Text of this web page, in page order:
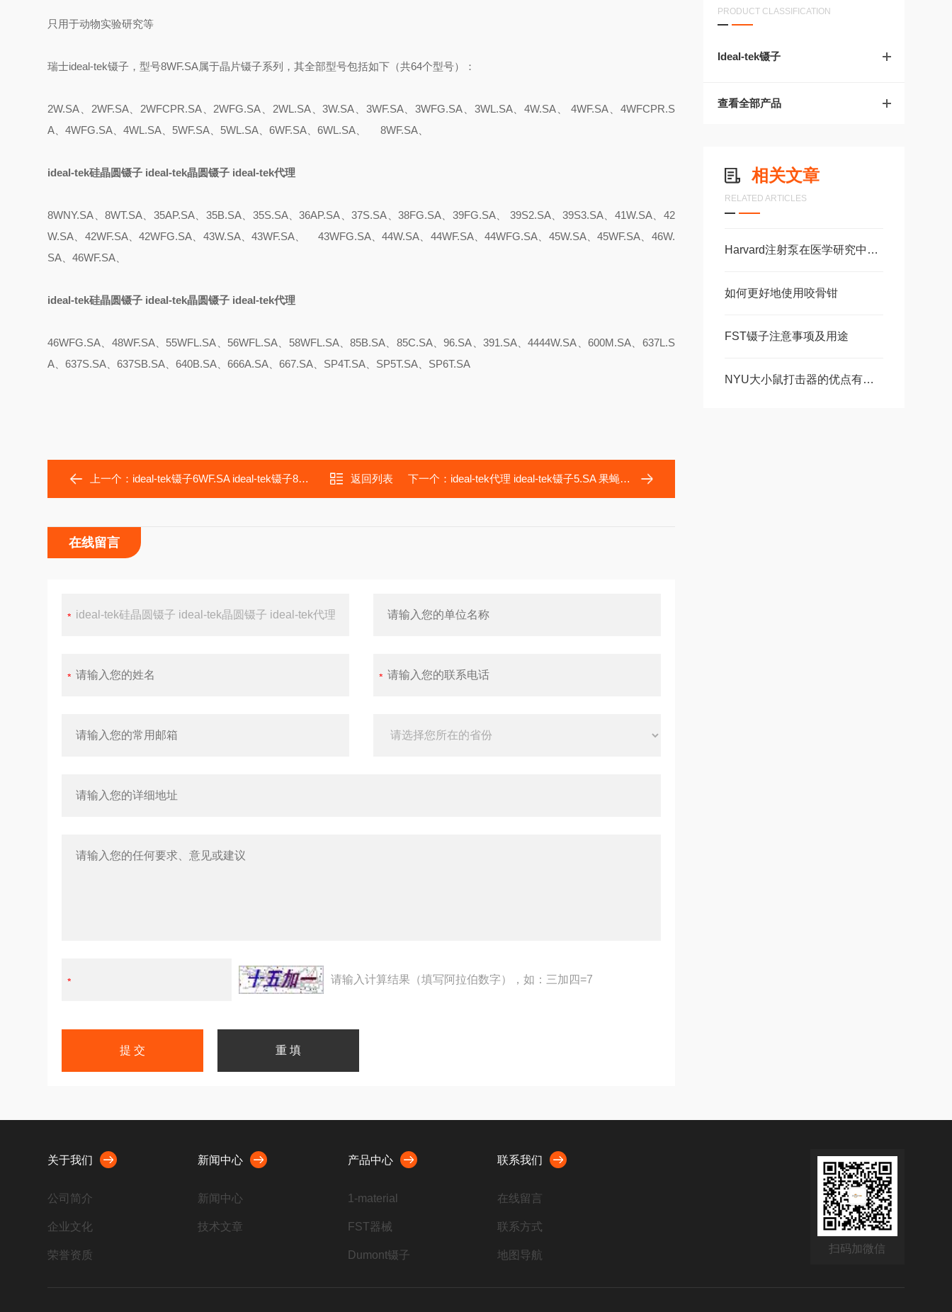
PRODUCT CLASSIFICATION
Ideal-tek镊子
查看全部产品
相关文章
RELATED ARTICLES
Harvard注射泵在医学研究中的应用案例
如何更好地使用咬骨钳
FST镊子注意事项及用途
NYU大小鼠打击器的优点有哪些？
只用于动物实验研究等
瑞士ideal-tek镊子，型号8WF.SA属于晶片镊子系列，其全部型号包括如下（共64个型号）：
2W.SA、2WF.SA、2WFCPR.SA、2WFG.SA、2WL.SA、3W.SA、3WF.SA、3WFG.SA、3WL.SA、4W.SA、 4WF.SA、4WFCPR.S
A、4WFG.SA、4WL.SA、5WF.SA、5WL.SA、6WF.SA、6WL.SA、 8WF.SA、
ideal-tek硅晶圆镊子 ideal-tek晶圆镊子 ideal-tek代理
8WNY.SA、8WT.SA、35AP.SA、35B.SA、35S.SA、36AP.SA、37S.SA、38FG.SA、39FG.SA、 39S2.SA、39S3.SA、41W.SA、42
W.SA、42WF.SA、42WFG.SA、43W.SA、43WF.SA、 43WFG.SA、44W.SA、44WF.SA、44WFG.SA、45W.SA、45WF.SA、46W.
SA、46WF.SA、
ideal-tek硅晶圆镊子 ideal-tek晶圆镊子 ideal-tek代理
46WFG.SA、48WF.SA、55WFL.SA、56WFL.SA、58WFL.SA、85B.SA、85C.SA、96.SA、391.SA、4444W.SA、600M.SA、637L.S
A、637S.SA、637SB.SA、640B.SA、666A.SA、667.SA、SP4T.SA、SP5T.SA、SP6T.SA
上一个： ideal-tek镊子6WF.SA ideal-tek镊子8WF.SA 6寸晶圆镊子 返回列表 下一个： ideal-tek代理 ideal-tek镊子5.SA 果蝇解剖镊子
在线留言
请输入计算结果（填写阿拉伯数字），如：三加四=7
关于我们
公司简介
企业文化
荣誉资质
新闻中心
新闻中心
技术文章
产品中心
1-material
FST器械
Dumont镊子
联系我们
在线留言
联系方式
地图导航
扫码加微信